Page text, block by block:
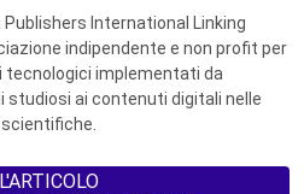
International Linking
indipendente e non profit per
implementati da
studiosi ai contenuti digitali nelle